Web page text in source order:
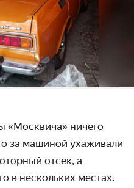
«Москвича» ничего
за машиной ухаживали
отсек, а
в нескольких местах.